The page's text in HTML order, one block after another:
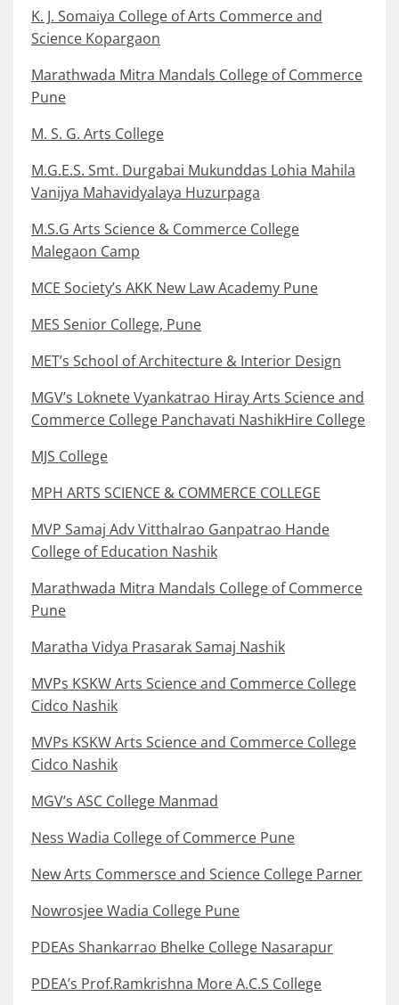
K. J. Somaiya College of Arts Commerce and
Science Kopargaon
Marathwada Mitra Mandals College of Commerce
Pune
M. S. G. Arts College
M.G.E.S. Smt. Durgabai Mukunddas Lohia Mahila
Vanijya Mahavidyalaya Huzurpaga
M.S.G Arts Science & Commerce College
Malegaon Camp
MCE Society’s AKK New Law Academy Pune
MES Senior College, Pune
MET’s School of Architecture & Interior Design
MGV’s Loknete Vyankatrao Hiray Arts Science and
Commerce College Panchavati NashikHire College
MJS College
MPH ARTS SCIENCE & COMMERCE COLLEGE
MVP Samaj Adv Vitthalrao Ganpatrao Hande
College of Education Nashik
Marathwada Mitra Mandals College of Commerce
Pune
Maratha Vidya Prasarak Samaj Nashik
MVPs KSKW Arts Science and Commerce College
Cidco Nashik
MVPs KSKW Arts Science and Commerce College
Cidco Nashik
MGV’s ASC College Manmad
Ness Wadia College of Commerce Pune
New Arts Commersce and Science College Parner
Nowrosjee Wadia College Pune
PDEAs Shankarrao Bhelke College Nasarapur
PDEA’s Prof.Ramkrishna More A.C.S College